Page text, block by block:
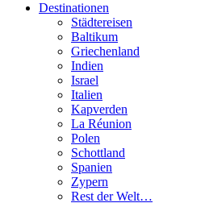
Destinationen
Städtereisen
Baltikum
Griechenland
Indien
Israel
Italien
Kapverden
La Réunion
Polen
Schottland
Spanien
Zypern
Rest der Welt…